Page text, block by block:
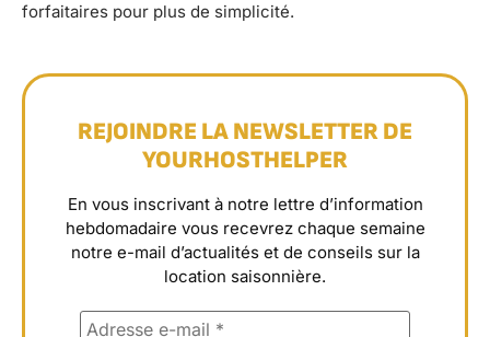
forfaitaires pour plus de simplicité.
REJOINDRE LA NEWSLETTER DE
YOURHOSTHELPER
En vous inscrivant à notre lettre d’information
hebdomadaire vous recevrez chaque semaine
notre e-mail d’actualités et de conseils sur la
location saisonnière.